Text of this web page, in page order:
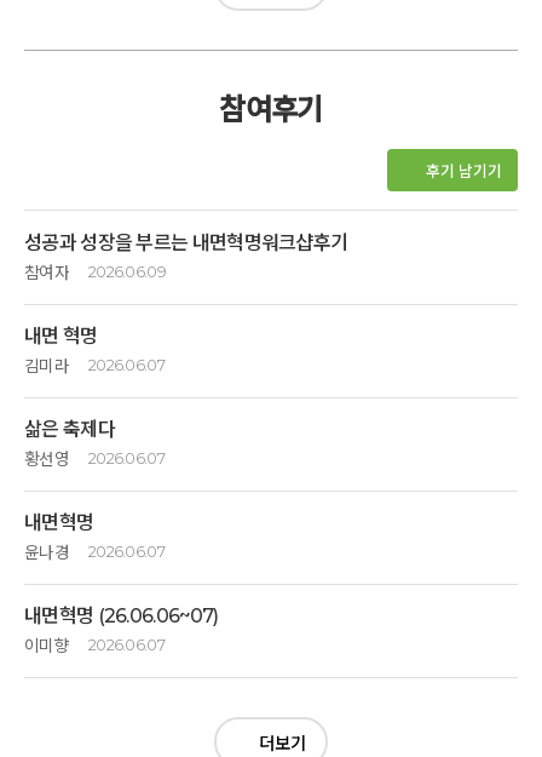
참여후기
후기 남기기
성공과 성장을 부르는 내면혁명워크샵후기
참여자 2026.06.09
휴식상태가 필요했던 시간에 깊은 산속 옹달샘의 경관은 산속에 나무와 꽃
그리고 샘물들이 어서와 하며 포근하게 안아주는 느낌이였습니다.. 청정한
충분히 받아내어주는 공간이었습니다.
내면혁먕후 아담한 스파 사우나 개운함도 좋구요.
풍경소리와 새소리가 잘 어우러져 그곳에 있는 자체가 힐링이였습니다.
사람을 배려하게하고 호흡하는 자연을 느끼게하며, 잠시 쉬고가는 공간에
수고해주신 모든 분들의 손길이 느껴져 감사합니다.
내면 혁명
김미라 2026.06.07
좋으면 좋은대로 힘들면 힘든대로 ~
한가지 한가지씩 경험하며 살기로 했습니다
삶은 축제다
황선영 2026.06.07
맑은 공기속에서 나를돌보고 정갈한 음식으로 몸을채우며 지금여기에
존재하는 기쁨을 배웠습니다 4번의 식사를하는 내내 음식을 준비해주신
내면혁명
윤나경 2026.06.07
와우~~~
이렇게 즐거운 명상이 있다니 ~~~
그리고 나의 몸,마음 중심잡기가 뭔지 알게되어 진심으로 감사드립니다~^^
내면혁명 (26.06.06~07)
이미향 2026.06.07
더보기